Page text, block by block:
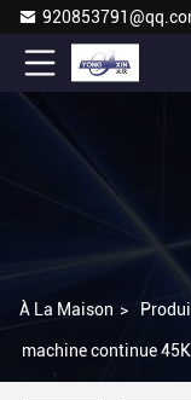
À La Maison >
machine continue